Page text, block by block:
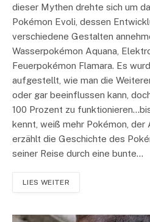
dieser Mythen drehte sich um
Pokémon Evoli, dessen
verschiedene Gestalten
Wasserpokémon Aquana,
Feuerpokémon Flamara. Es
aufgestellt, wie man die
oder gar beeinflussen kann,
100 Prozent zu
kennt, weiß mehr Pokémon, der
erzählt die Geschichte des
seiner Reise durch eine bunte…
LIES WEITER